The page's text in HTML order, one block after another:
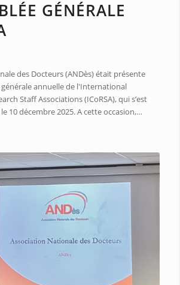
GÉNÉRALE
des Docteurs (ANDès) était présente
annuelle de l'International
Staff Associations (ICoRSA), qui s’est
10 décembre 2025. A cette occasion,…